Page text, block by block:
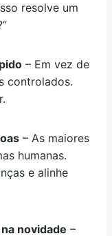
resolve um
– Em vez de
controlados.
– As maiores
humanas.
e alinhe
novidade –